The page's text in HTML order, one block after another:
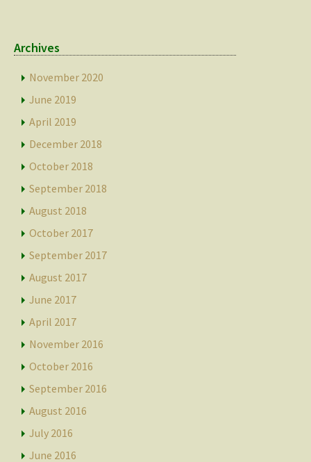
Archives
November 2020
June 2019
April 2019
December 2018
October 2018
September 2018
August 2018
October 2017
September 2017
August 2017
June 2017
April 2017
November 2016
October 2016
September 2016
August 2016
July 2016
June 2016